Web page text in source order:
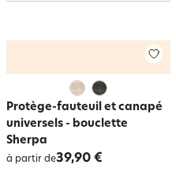
Protège-fauteuil et canapé
universels - bouclette
Sherpa
à partir de39,90 €